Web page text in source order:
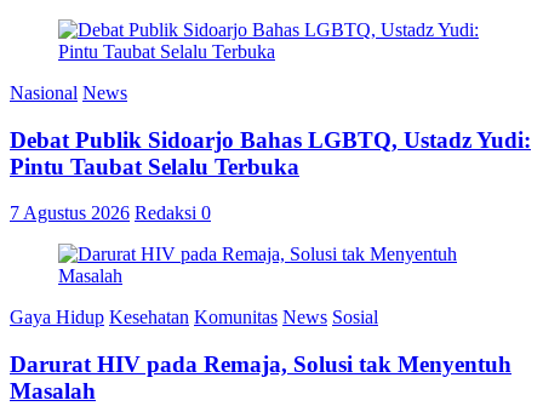
Nasional News
Debat Publik Sidoarjo Bahas LGBTQ, Ustadz Yudi:
Pintu Taubat Selalu Terbuka
7 Agustus 2026 Redaksi 0
Gaya Hidup Kesehatan Komunitas News Sosial
Darurat HIV pada Remaja, Solusi tak Menyentuh
Masalah